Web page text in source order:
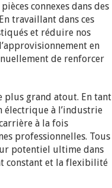
connexes dans des
travaillant dans ces
et réduire nos
en
de renforcer
plus grand atout. En tant
électrique à l’industrie
à la fois
professionnelles. Tous
potentiel ultime dans
constant et la flexibilité